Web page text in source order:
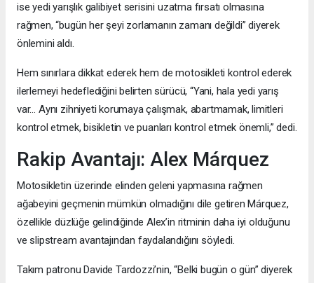
ise yedi yarışlık galibiyet serisini uzatma fırsatı olmasına
rağmen, “bugün her şeyi zorlamanın zamanı değildi” diyerek
önlemini aldı.
Hem sınırlara dikkat ederek hem de motosikleti kontrol ederek
ilerlemeyi hedeflediğini belirten sürücü, “Yani, hala yedi yarış
var… Aynı zihniyeti korumaya çalışmak, abartmamak, limitleri
kontrol etmek, bisikletin ve puanları kontrol etmek önemli,” dedi.
Rakip Avantajı: Alex Márquez
Motosikletin üzerinde elinden geleni yapmasına rağmen
ağabeyini geçmenin mümkün olmadığını dile getiren Márquez,
özellikle düzlüğe gelindiğinde Alex’in ritminin daha iyi olduğunu
ve slipstream avantajından faydalandığını söyledi.
Takım patronu Davide Tardozzi’nin, “Belki bugün o gün” diyerek